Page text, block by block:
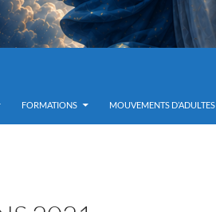
FORMATIONS MOUVEMENTS D’ADULTES